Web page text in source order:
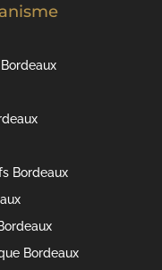
Bordeaux
Bordeaux